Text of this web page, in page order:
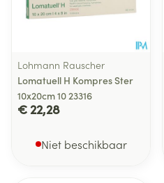
Lohmann Rauscher
Lomatuell H Kompres Ster
10x20cm 10 23316
€ 22,28
Niet beschikbaar